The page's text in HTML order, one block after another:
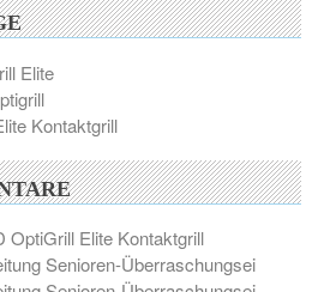
Elite
Kontaktgrill
OptiGrill Elite Kontaktgrill
Senioren-Überraschungsei